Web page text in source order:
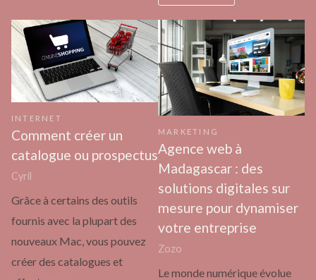
INTERNET
Comment créer un
catalogue ou prospectus
Cyril
Grâce à certains des outils
fournis avec la plupart des
nouveaux Mac, vous pouvez
créer des catalogues et
MARKETING
Agence web à
Madagascar : des
solutions digitales sur
mesure pour dynamiser
votre entreprise
Zozo
Le monde numérique évolue